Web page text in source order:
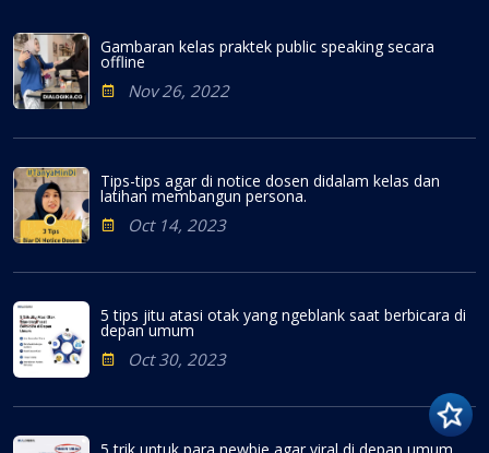
Gambaran kelas praktek public speaking secara
offline
Nov 26, 2022
Tips-tips agar di notice dosen didalam kelas dan
latihan membangun persona.
Oct 14, 2023
5 tips jitu atasi otak yang ngeblank saat berbicara di
depan umum
Oct 30, 2023